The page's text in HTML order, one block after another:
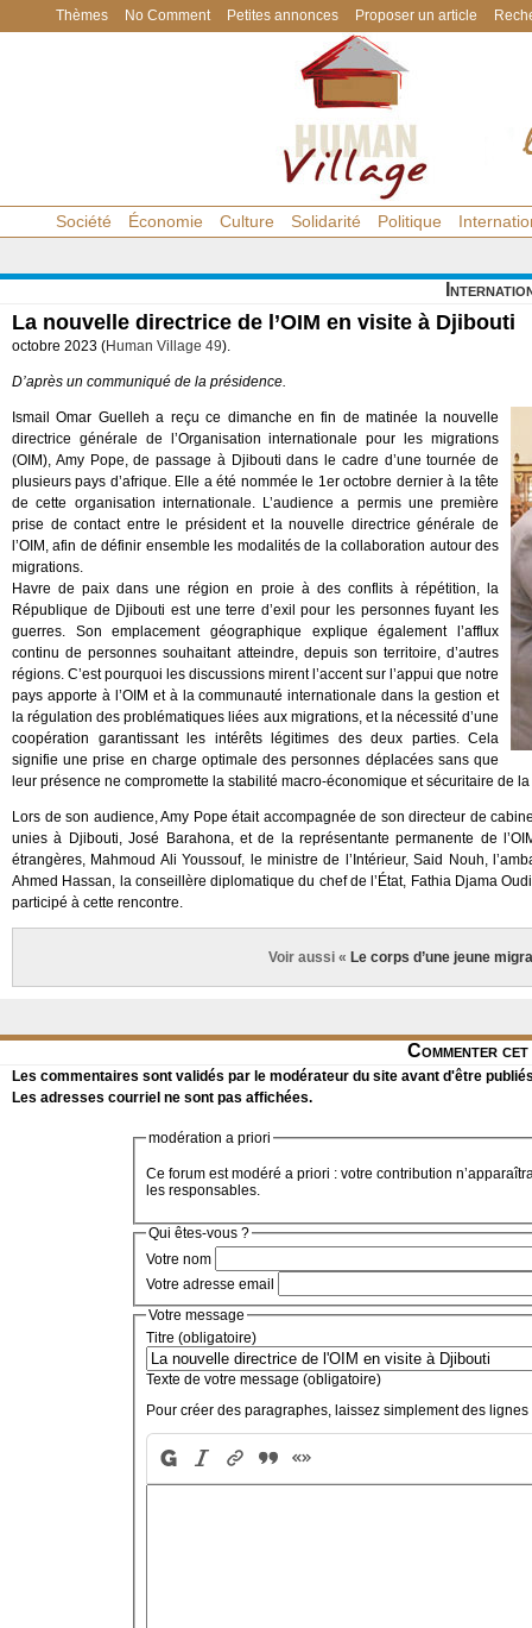
Thèmes No Comment Petites annonces Proposer un article
Société Économie Culture Solidarité Politique
La nouvelle directrice de l’OIM en visite à Djibouti
octobre 2023 (Human Village 49).
D’après un communiqué de la présidence.
Ismail Omar Guelleh a reçu ce dimanche en fin de matinée la nouvelle
directrice générale de l’Organisation internationale pour les migrations
(OIM), Amy Pope, de passage à Djibouti dans le cadre d’une tournée de
plusieurs pays d’afrique. Elle a été nommée le 1er octobre dernier à la tête
de cette organisation internationale. L’audience a permis une première
prise de contact entre le président et la nouvelle directrice générale de
l’OIM, afin de définir ensemble les modalités de la collaboration autour des
migrations.
Havre de paix dans une région en proie à des conflits à répétition, la
République de Djibouti est une terre d’exil pour les personnes fuyant les
guerres. Son emplacement géographique explique également l’afflux
continu de personnes souhaitant atteindre, depuis son territoire, d’autres
régions. C’est pourquoi les discussions mirent l’accent sur l’appui que notre
pays apporte à l’OIM et à la communauté internationale dans la gestion et
la régulation des problématiques liées aux migrations, et la nécessité d’une
coopération garantissant les intérêts légitimes des deux parties. Cela
signifie une prise en charge optimale des personnes déplacées sans que
leur présence ne compromette la stabilité macro-économique et sécuritaire de
Lors de son audience, Amy Pope était accompagnée de son directeur de
unies à Djibouti, José Barahona, et de la représentante permanente de
étrangères, Mahmoud Ali Youssouf, le ministre de l’Intérieur, Said Nouh,
Ahmed Hassan, la conseillère diplomatique du chef de l’État, Fathia Djama
participé à cette rencontre.
Voir aussi « Le corps d’une jeune
Commenter
Les commentaires sont validés par le modérateur du site avant d'être
Les adresses courriel ne sont pas affichées.
modération a priori
Ce forum est modéré a priori : votre contribution
les responsables.
Qui êtes-vous ?
Votre nom
Votre adresse email
Votre message
Titre (obligatoire)
Texte de votre message (obligatoire)
Pour créer des paragraphes, laissez simplement des lignes